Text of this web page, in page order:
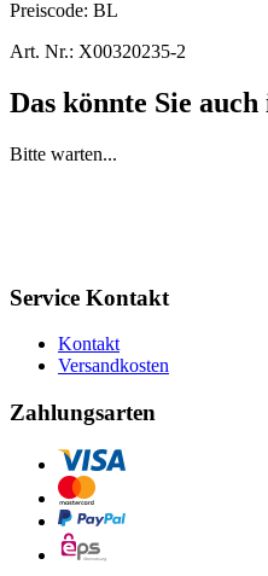
Preiscode: BL
Art. Nr.: X00320235-2
Das könnte Sie
Bitte warten...
Service Kontakt
Kontakt
Versandkosten
Zahlungsarten